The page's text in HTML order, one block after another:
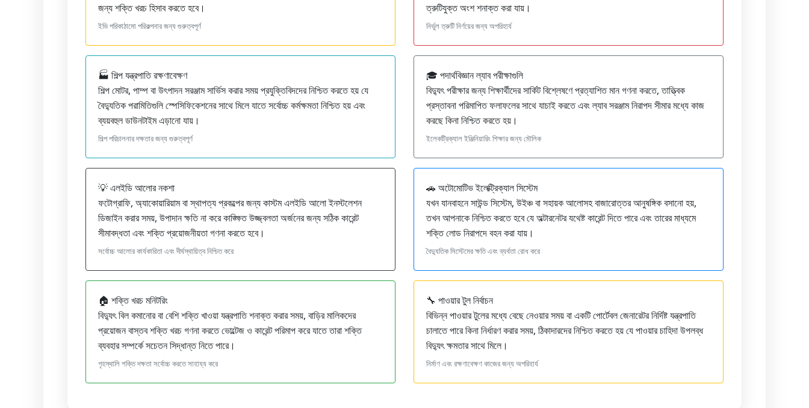
জন্য শক্তি খরচ হিসাব করতে হবে।
ইভি পরিকাঠামো পরিকল্পনার জন্য গুরুত্বপূর্ণ
ত্রুটিযুক্ত অংশ শনাক্ত করা যায়।
নির্ভুল ত্রুটি নির্ণয়ের জন্য অপরিহার্য
🏭 শিল্প যন্ত্রপাতি রক্ষণাবেক্ষণ
শিল্প মোটর, পাম্প বা উৎপাদন সরঞ্জাম সার্ভিস করার সময় প্রযুক্তিবিদদের নিশ্চিত করতে হয় যে
বৈদ্যুতিক পরামিতিগুলি স্পেসিফিকেশনের সাথে মিলে যাতে সর্বোচ্চ কর্মক্ষমতা নিশ্চিত হয় এবং
ব্যয়বহুল ডাউনটাইম এড়ানো যায়।
শিল্প পরিচালনার দক্ষতার জন্য গুরুত্বপূর্ণ
🎓 পদার্থবিজ্ঞান ল্যাব পরীক্ষাগুলি
বিদ্যুৎ পরীক্ষার জন্য শিক্ষার্থীদের সার্কিট বিশ্লেষণে প্রত্যাশিত মান গণনা করতে, তাত্ত্বিক
প্রস্তাবনা পরিমাপিত ফলাফলের সাথে যাচাই করতে এবং ল্যাব সরঞ্জাম নিরাপদ সীমার মধ্যে কাজ
করছে কিনা নিশ্চিত করতে হয়।
ইলেকট্রিক্যাল ইঞ্জিনিয়ারিং শিক্ষার জন্য মৌলিক
💡 এলইডি আলোর নকশা
ফটোগ্রাফি, অ্যাকোয়ারিয়াম বা স্থাপত্য প্রকল্পের জন্য কাস্টম এলইডি আলো ইনস্টলেশন
ডিজাইন করার সময়, উপাদান ক্ষতি না করে কাঙ্ক্ষিত উজ্জ্বলতা অর্জনের জন্য সঠিক কারেন্ট
সীমাবদ্ধতা এবং শক্তি প্রয়োজনীয়তা গণনা করতে হবে।
সর্বোচ্চ আলোর কার্যকারিতা এবং দীর্ঘস্থায়িত্ব নিশ্চিত করে
🚗 অটোমোটিভ ইলেক্ট্রিক্যাল সিস্টেম
যখন যানবাহনে সাউন্ড সিস্টেম, উইঞ্চ বা সহায়ক আলোসহ বাজারোত্তর আনুষঙ্গিক বসানো হয়,
তখন আপনাকে নিশ্চিত করতে হবে যে অল্টারনেটর যথেষ্ট কারেন্ট দিতে পারে এবং তারের মাধ্যমে
শক্তি লোড নিরাপদে বহন করা যায়।
বৈদ্যুতিক সিস্টেমের ক্ষতি এবং ব্যর্থতা রোধ করে
🏠 শক্তি খরচ মনিটরিং
বিদ্যুৎ বিল কমানোর বা বেশি শক্তি খাওয়া যন্ত্রপাতি শনাক্ত করার সময়, বাড়ির মালিকদের
প্রয়োজন বাস্তব শক্তি খরচ গণনা করতে ভোল্টেজ ও কারেন্ট পরিমাপ করে যাতে তারা শক্তি
ব্যবহার সম্পর্কে সচেতন সিদ্ধান্ত নিতে পারে।
গৃহস্থালি শক্তি দক্ষতা সর্বোচ্চ করতে সাহায্য করে
🔧 পাওয়ার টুল নির্বাচন
বিভিন্ন পাওয়ার টুলের মধ্যে বেছে নেওয়ার সময় বা একটি পোর্টেবল জেনারেটর নির্দিষ্ট যন্ত্রপাতি
চালাতে পারে কিনা নির্ধারণ করার সময়, ঠিকাদারদের নিশ্চিত করতে হয় যে পাওয়ার চাহিদা উপলব্ধ
বিদ্যুৎ ক্ষমতার সাথে মিলে।
নির্মাণ এবং রক্ষণাবেক্ষণ কাজের জন্য অপরিহার্য